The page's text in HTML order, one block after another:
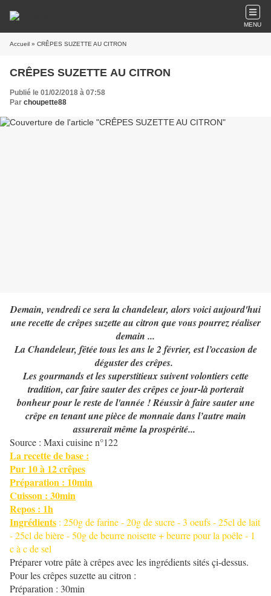
MENU
Accueil » CRÊPES SUZETTE AU CITRON
CRÊPES SUZETTE AU CITRON
Publié le 01/02/2018 à 07:58
Par choupette88
Demain, vendredi ce sera la chandeleur, alors voici aujourd'hui
une recette de crêpes suzette au citron que vous pourrez réaliser
demain ...
La Chandeleur, fêtée tous les ans le 2 février, est l’occasion de
déguster des crêpes.
Les gourmands et les superstitieux suivent volontiers cette
tradition, car faire sauter des crêpes ce jour-là porterait
bonheur pour le reste de l'année ! Réussir à faire sauter une
crêpe en tenant une pièce de monnaie dans l’autre main
assurerait même la prospérité...
Source : Maxi cuisine n°122
La recette de base :
Pur 10 à 12 crêpes
Préparation : 10min
Cuisson : 30min
Repos : 1h
Ingrédients : 250g de farine - 20g de sucre - 3 oeufs - 25cl de lait
- 25cl de bière - 50g de beurre noisette + beurre pour la poêle - 1
c à c de sel
Préparer votre pâte à crêpes avec les ingrédients sités çi-dessus.
Pour les crêpes suzette au citron :
Préparation : 30min